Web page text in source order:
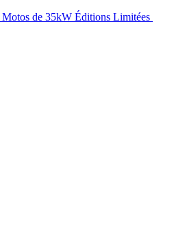
Motos de 35kW Éditions Limitées